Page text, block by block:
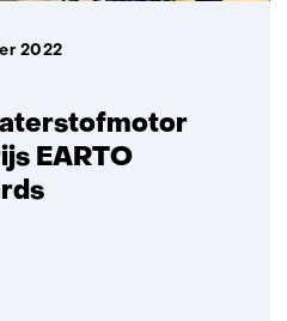
EARTO
2022